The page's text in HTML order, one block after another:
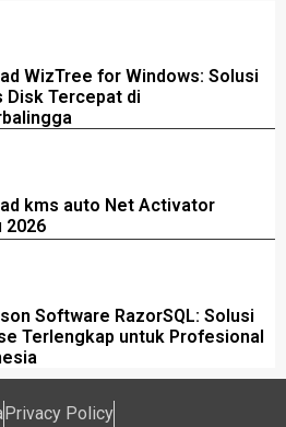
WizTree for Windows: Solusi
Disk Tercepat di
kms auto Net Activator
2026
Software RazorSQL: Solusi
Terlengkap untuk Profesional
Privacy Policy